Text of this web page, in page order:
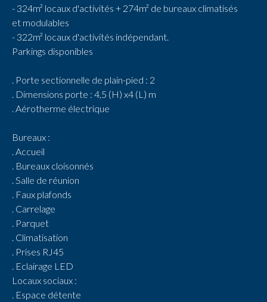
- 324m² locaux d'activités + 274m² de bureaux climatisés
et modulables
- 322m² locaux d'activités indépendant.
Parkings disponibles
. Porte sectionnelle de plain-pied : 2
. Dimensions porte : 4,5 (H) x4 (L) m
. Aérotherme électrique
Bureaux :
. Accueil
. Bureaux cloisonnés
. Salle de réunion
. Faux plafonds
. Carrelage
. Parquet
. Climatisation
. Prises RJ45
. Eclairage LED
Locaux sociaux :
. Espace détente